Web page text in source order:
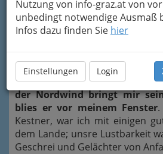
Nutzung von info-graz.at von
unbedingt notwendige Ausmaß
Infos dazu finden Sie hier
Einstellungen Login
singt, und die Kälte, die
mich vollends vergnügt.Ich
herrlichen Tag gehabt, ich
heutigen, aber der ist auch
da ist mir's fürs Enden nicht
Der Türmer hat sich wieder
der Nordwind bringt mir
blies er vor meinem Fenster
Kestner, war ich mit einigen
dem Lande; unsre Lustbarkeit
Geschrei und Gelächter von